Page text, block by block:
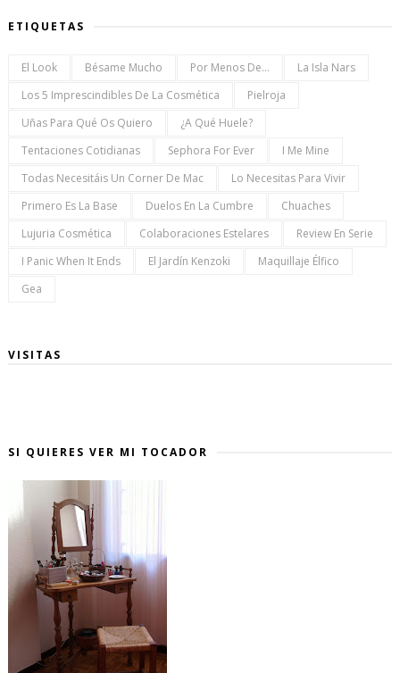
ETIQUETAS
El Look Bésame Mucho Por Menos De...
La Isla Nars
Los 5 Imprescindibles De La Cosmética
Pielroja
Uñas Para Qué Os Quiero
¿a Qué Huele?
Tentaciones Cotidianas
Sephora For Ever
I Me Mine
Todas Necesitáis Un Corner De Mac
Lo Necesitas Para Vivir
Primero Es La Base
Duelos En La Cumbre
Chuaches
Lujuria Cosmética
Colaboraciones Estelares
Review En Serie
I Panic When It Ends
El Jardín Kenzoki
Maquillaje Élfico
Gea
VISITAS
SI QUIERES VER MI TOCADOR